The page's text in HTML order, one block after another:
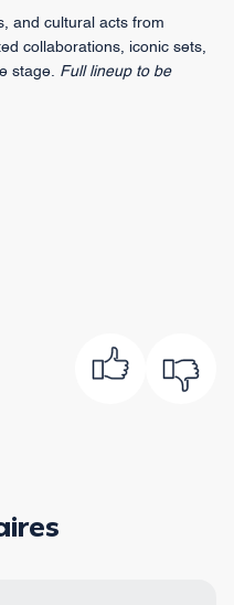
and cultural acts from
collaborations, iconic sets,
stage. Full lineup to be